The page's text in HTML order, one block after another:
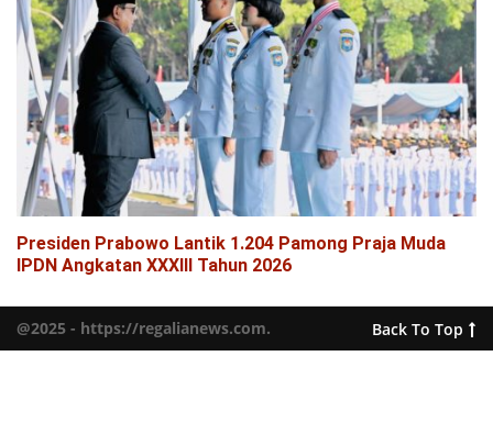
Presiden Prabowo Lantik 1.204 Pamong Praja Muda
IPDN Angkatan XXXIII Tahun 2026
@2025 - https://regalianews.com. Back To Top